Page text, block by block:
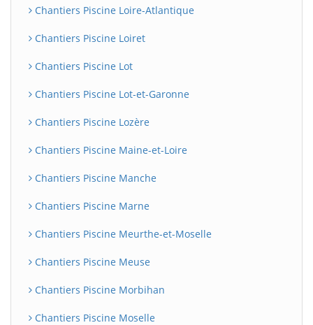
Chantiers Piscine Loire-Atlantique
Chantiers Piscine Loiret
Chantiers Piscine Lot
Chantiers Piscine Lot-et-Garonne
Chantiers Piscine Lozère
Chantiers Piscine Maine-et-Loire
Chantiers Piscine Manche
Chantiers Piscine Marne
Chantiers Piscine Meurthe-et-Moselle
Chantiers Piscine Meuse
Chantiers Piscine Morbihan
Chantiers Piscine Moselle